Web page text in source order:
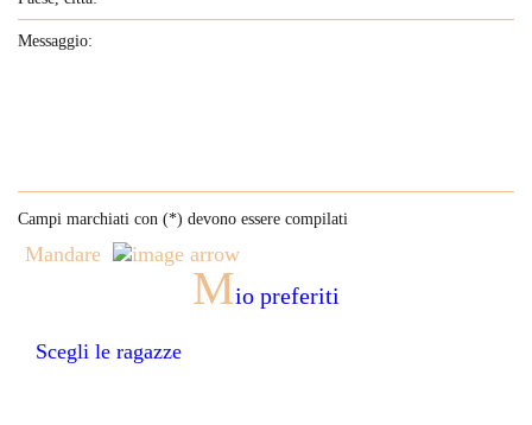
Campi marchiati con (*) devono essere compilati
Mandare
Mio preferiti
Scegli le ragazze